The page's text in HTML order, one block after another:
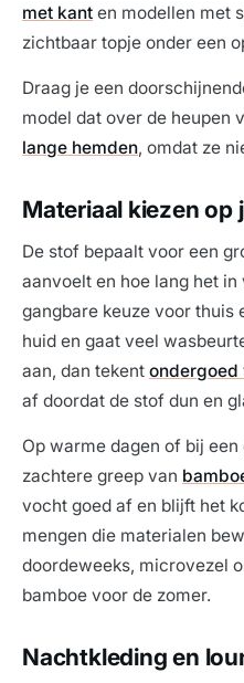
met kant en modellen met
zichtbaar topje onder een
Draag je een
model dat over de heupen
lange hemden, omdat ze
Materiaal kiezen op
De stof bepaalt voor een
aanvoelt en hoe lang het
gangbare keuze voor thuis
huid en gaat veel
aan, dan tekent ondergoed
af doordat de stof dun en
Op warme dagen of bij
zachtere greep van
vocht goed af en blijft het
mengen die materialen
doordeweeks, microvezel
bamboe voor de zomer.
Nachtkleding en